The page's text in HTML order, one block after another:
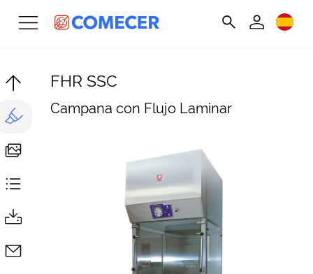
FHR SSC
Campana con Flujo Laminar